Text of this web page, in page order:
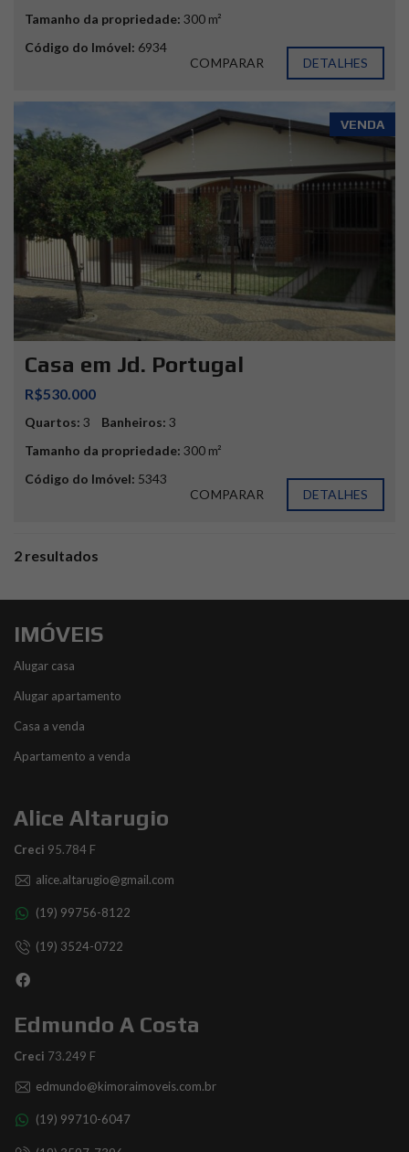
Tamanho da propriedade: 300 m²
Código do Imóvel: 6934
COMPARAR
DETALHES
VENDA
Casa em Jd. Portugal
R$530.000
Quartos: 3 Banheiros: 3
Tamanho da propriedade: 300 m²
Código do Imóvel: 5343
COMPARAR
DETALHES
2 resultados
IMÓVEIS
Alugar casa
Alugar apartamento
Casa a venda
Apartamento a venda
Alice Altarugio
Creci 95.784 F
alice.altarugio@gmail.com
(19) 99756-8122
(19) 3524-0722
Edmundo A Costa
Creci 73.249 F
edmundo@kimoraimoveis.com.br
(19) 99710-6047